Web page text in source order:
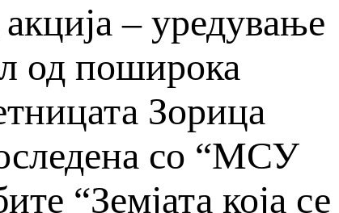
– уредување
од поширока
Зорица
со “МСУ
“Земјата која се